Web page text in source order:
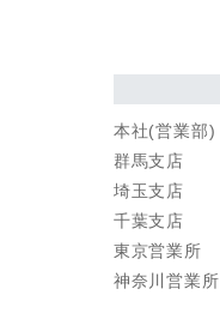
本社(営業部)
群馬支店
埼玉支店
千葉支店
東京営業所
神奈川営業所